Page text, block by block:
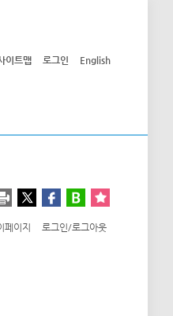
이트맵 로그인 English
페이지 로그인/로그아웃